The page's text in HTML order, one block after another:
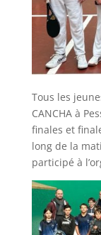
Tous les
CANCHA à
finales et
long de la
participé à